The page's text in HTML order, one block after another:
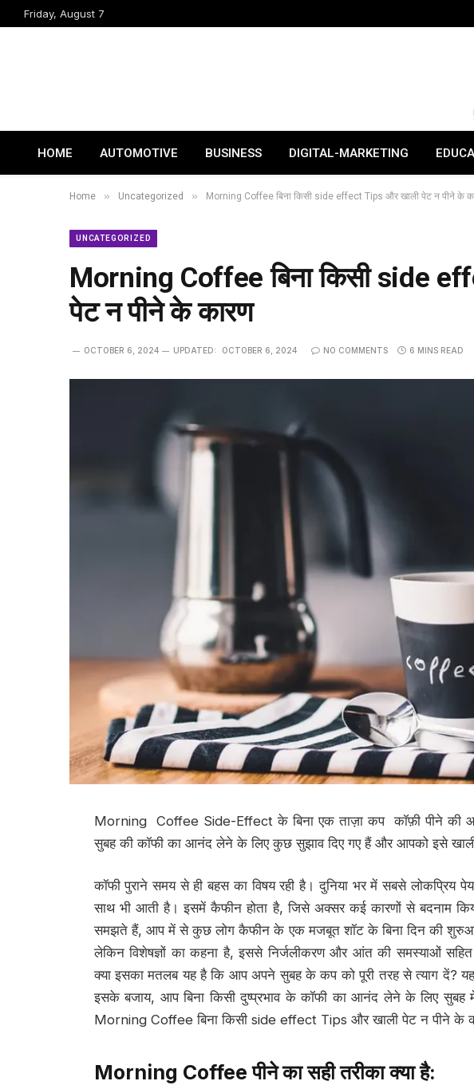
Friday, August 7
HOME AUTOMOTIVE BUSINESS DIGITAL-MARKETING
Home » Uncategorized » Morning Coffee बिना किसी side effect Tips और खाली पेट न पीने के
UNCATEGORIZED
Morning Coffee बिना किसी side
पेट न पीने के कारण
OCTOBER 6, 2024 UPDATED: OCTOBER 6, 2024 NO COMMENTS 6 MINS READ
Morning Coffee Side-Effect के बिना एक ताज़ा कप कॉफ़ी पीने की
सुबह की कॉफी का आनंद लेने के लिए कुछ सुझाव दिए गए हैं और आपको इसे खाली
कॉफी पुराने समय से ही बहस का विषय रही है। दुनिया भर में सबसे लोकप्रिय
साथ भी आती है। इसमें कैफीन होता है, जिसे अक्सर कई कारणों से बदनाम
समझते हैं, आप में से कुछ लोग कैफीन के एक मजबूत शॉट के बिना दिन की
लेकिन विशेषज्ञों का कहना है, इससे निर्जलीकरण और आंत की समस्याओं सहित
क्या इसका मतलब यह है कि आप अपने सुबह के कप को पूरी तरह से त्याग दें? यह
इसके बजाय, आप बिना किसी दुष्प्रभाव के कॉफी का आनंद लेने के लिए
Morning Coffee बिना किसी side effect Tips और खाली पेट न पीने के
Morning Coffeeपीने का सही तरीका क्या है: